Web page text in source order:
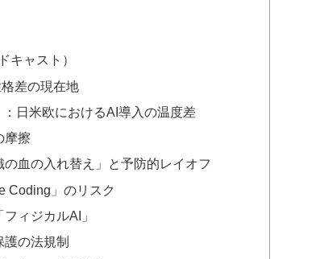
キャスト）
差の現在地
日米欧におけるAI導入の温度差
摩擦
血の入れ替え」と予防的レイオフ
Coding」のリスク
ィジカルAI」
護の法規制